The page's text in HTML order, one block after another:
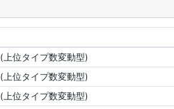
(上位タイプ数変動型)
(上位タイプ数変動型)
(上位タイプ数変動型)